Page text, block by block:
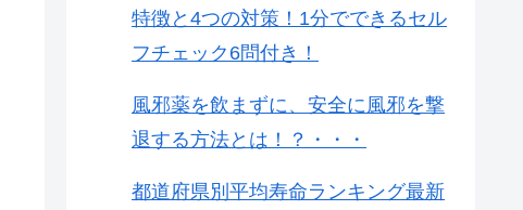
特徴と4つの対策！1分でできるセル
フチェック6問付き！
風邪薬を飲まずに、安全に風邪を撃
退する方法とは！？・・・
都道府県別平均寿命ランキング最新